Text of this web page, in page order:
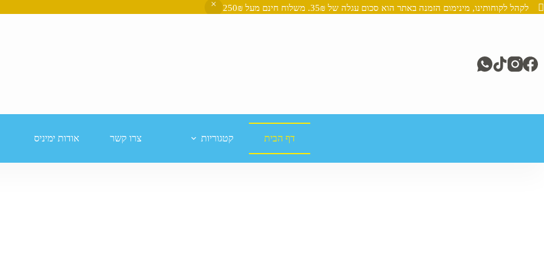
לקהל לקוחותינו, מינימום הזמנה באתר הוא סכום עגלה של 35₪. משלוח חינם מעל 250₪
דף הבית קטגוריות צרו קשר אודות ימיניס